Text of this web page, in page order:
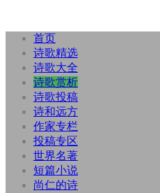
首页
诗歌精选
诗歌大全
诗歌赏析
诗歌投稿
诗和远方
作家专栏
投稿专区
世界名著
短篇小说
尚仁的诗